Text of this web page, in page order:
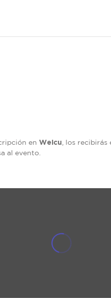
en Welcu , los
al evento.